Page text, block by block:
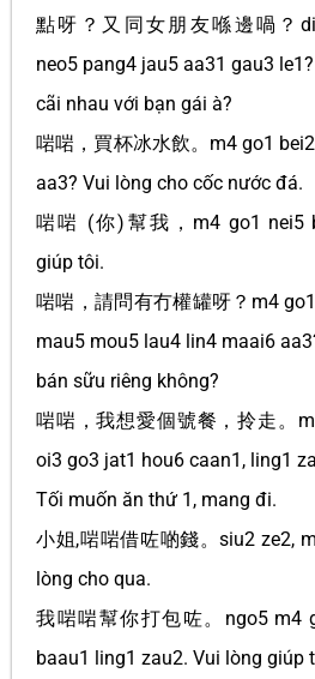
點呀？又同女朋友喺邊喎？
neo5 pang4 jau5 aa31 gau3
cãi nhau với bạn gái à?
啱啱，買杯冰水飲。m4 go1
aa3? Vui lòng cho cốc nước đá.
啱啱 (你)幫我，m4 go1 nei5
giúp tôi.
啱啱，請問有冇權罐呀？m4
mau5 mou5 lau4 lin4 maai6
bán sữu riêng không?
啱啱，我想愛個號餐，拎走。
oi3 go3 jat1 hou6 caan1, ling1
Tối muốn ăn thứ 1, mang đi.
小姐,啱啱借咗啲錢。siu2 ze2,
lòng cho qua.
我啱啱幫你打包咗。ngo5 m4
baau1 ling1 zau2. Vui lòng giúp